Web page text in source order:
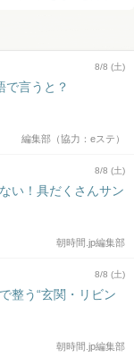
8/8 (土)
で言うと？
編集部（協力：eステ）
8/8 (土)
い！具だくさんサン
朝時間.jp編集部
8/8 (土)
整う“玄関・リビン
朝時間.jp編集部